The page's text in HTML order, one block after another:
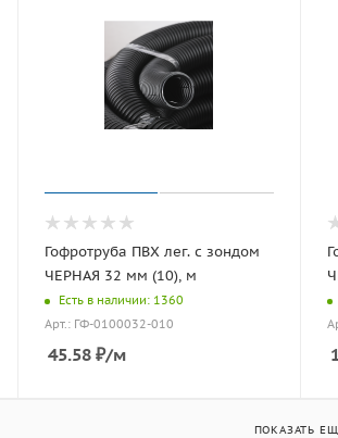
Гофротруба ПВХ лег. с зондом
ЧЕРНАЯ 32 мм (10), м
Есть в наличии: 1360
Арт.: ГФ-0100032-010
45.58₽/м
ПОКАЗАТЬ